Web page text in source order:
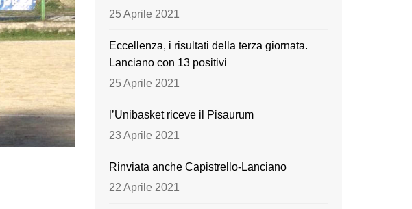
25 Aprile 2021
Eccellenza, i risultati della terza giornata.
Lanciano con 13 positivi
25 Aprile 2021
l’Unibasket riceve il Pisaurum
23 Aprile 2021
Rinviata anche Capistrello-Lanciano
22 Aprile 2021